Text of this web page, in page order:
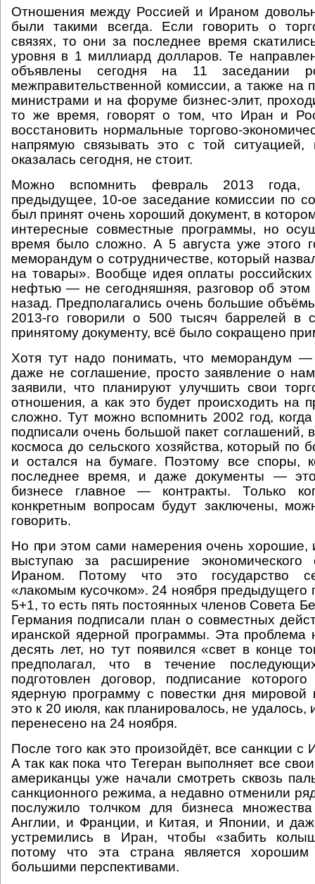
Отношения между Россией и Ираном
были такими всегда. Если говорить о
связях, то они за последнее время
уровня в 1 миллиард долларов. Те
объявлены сегодня на 11 заседании
межправительственной комиссии, а также на
министрами и на форуме бизнес-элит,
то же время, говорят о том, что Иран и
восстановить нормальные торгово-
напрямую связывать это с той ситуацией,
оказалась сегодня, не стоит.
Можно вспомнить февраль 2013 года,
предыдущее, 10-ое заседание комиссии по
был принят очень хороший документ, в
интересные совместные программы, но
время было сложно. А 5 августа уже этого
меморандум о сотрудничестве, который
на товары». Вообще идея оплаты российских
нефтью — не сегодняшняя, разговор об
назад. Предполагались очень большие
2013-го говорили о 500 тысяч баррелей в
принятому документу, всё было сокращено
Хотя тут надо понимать, что меморандум
даже не соглашение, просто заявление о
заявили, что планируют улучшить свои
отношения, а как это будет происходить на
сложно. Тут можно вспомнить 2002 год,
подписали очень большой пакет соглашений,
космоса до сельского хозяйства, который по
и остался на бумаге. Поэтому все споры,
последнее время, и даже документы —
бизнесе главное — контракты. Только
конкретным вопросам будут заключены,
говорить.
Но при этом сами намерения очень хорошие,
выступаю за расширение экономического
Ираном. Потому что это государство
«лакомым кусочком». 24 ноября предыдущего
5+1, то есть пять постоянных членов Совета
Германия подписали план о совместных
иранской ядерной программы. Эта
десять лет, но тут появился «свет в конце
предполагал, что в течение
подготовлен договор, подписание
ядерную программу с повестки дня мировой
это к 20 июля, как планировалось, не
перенесено на 24 ноября.
После того как это произойдёт, все санкции с
А так как пока что Тегеран выполняет все
американцы уже начали смотреть сквозь
санкционного режима, а недавно отменили
послужило толчком для бизнеса
Англии, и Франции, и Китая, и Японии, и
устремились в Иран, чтобы «забить
потому что эта страна является
большими перспективами.